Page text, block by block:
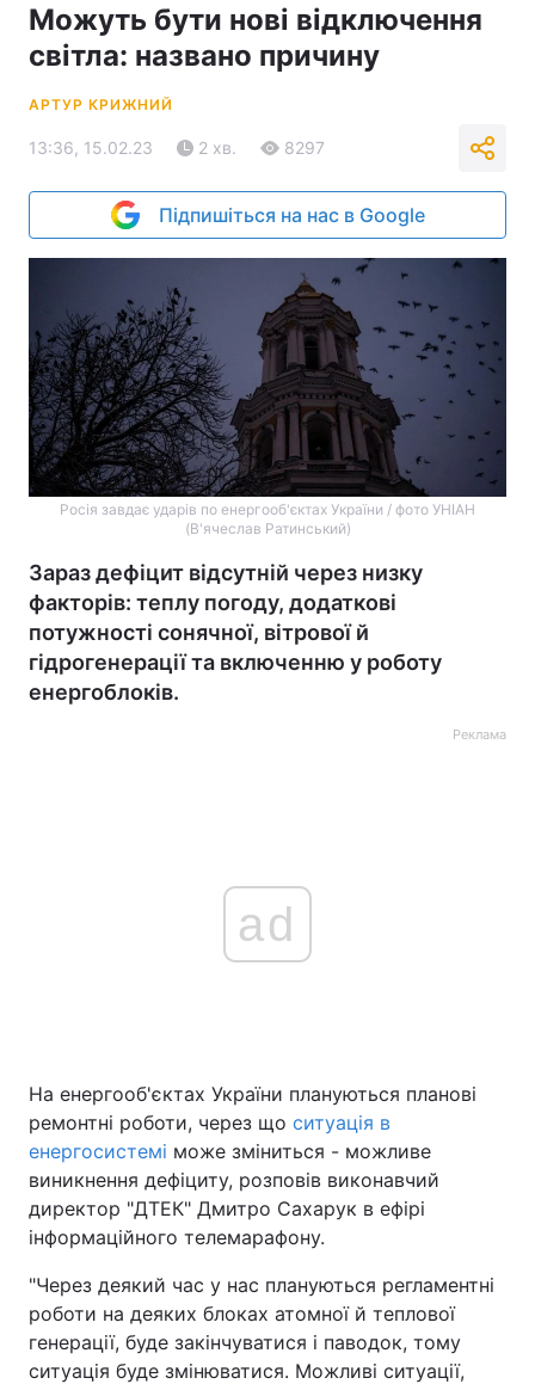
Можуть бути нові відключення
світла: названо причину
АРТУР КРИЖНИЙ
13:36, 15.02.23 2 хв. 8297
Підпишіться на нас в Google
Росія завдає ударів по енергооб'єктах України / фото УНІАН
(В'ячеслав Ратинський)
Зараз дефіцит відсутній через низку
факторів: теплу погоду, додаткові
потужності сонячної, вітрової й
гідрогенерації та включенню у роботу
енергоблоків.
Реклама
ad
На енергооб'єктах України плануються планові
ремонтні роботи, через що ситуація в
енергосистемі може зміниться - можливе
виникнення дефіциту, розповів виконавчий
директор "ДТЕК" Дмитро Сахарук в ефірі
інформаційного телемарафону.
"Через деякий час у нас плануються регламентні
роботи на деяких блоках атомної й теплової
генерації, буде закінчуватися і паводок, тому
ситуація буде змінюватися. Можливі ситуації,